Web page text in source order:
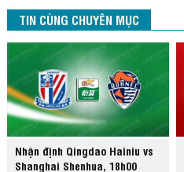
TIN CÙNG CHUYÊN MỤC
Nhận định Qingdao Hainiu vs
Shanghai Shenhua, 18h00